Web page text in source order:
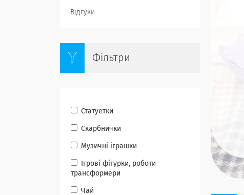
Відгуки
Фільтри
Статуетки
Скарбнички
Музичні іграшки
Ігрові фігурки, роботи
трансформери
Чай